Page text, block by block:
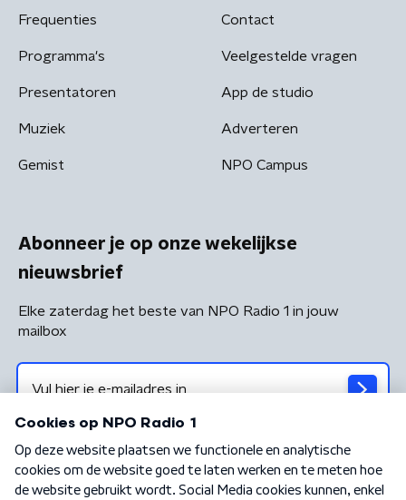
Frequenties
Programma's
Presentatoren
Muziek
Gemist
Contact
Veelgestelde vragen
App de studio
Adverteren
NPO Campus
Abonneer je op onze wekelijkse
nieuwsbrief
Elke zaterdag het beste van NPO Radio 1 in jouw
mailbox